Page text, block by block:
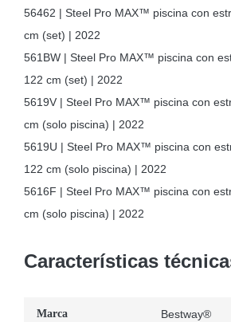
56462 | Steel Pro MAX™ piscina con
cm (set) | 2022
561BW | Steel Pro MAX™ piscina con
122 cm (set) | 2022
5619V | Steel Pro MAX™ piscina con
cm (solo piscina) | 2022
5619U | Steel Pro MAX™ piscina con
122 cm (solo piscina) | 2022
5616F | Steel Pro MAX™ piscina con
cm (solo piscina) | 2022
Características
Marca Bestway®